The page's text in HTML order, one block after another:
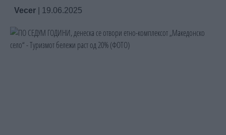
Vecer 19.06.2025